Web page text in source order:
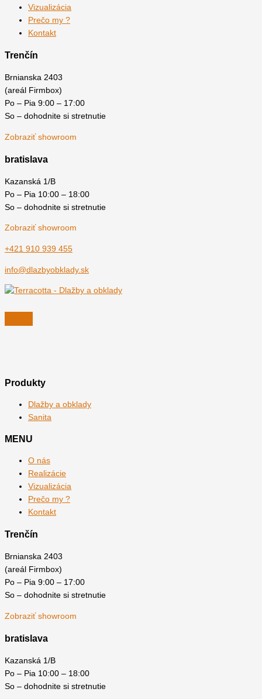
Vizualizácia
Prečo my ?
Kontakt
Trenčín
Brnianska 2403
(areál Firmbox)
Po – Pia 9:00 – 17:00
So – dohodnite si stretnutie
Zobraziť showroom
bratislava
Kazanská 1/B
Po – Pia 10:00 – 18:00
So – dohodnite si stretnutie
Zobraziť showroom
+421 910 939 455
info@dlazbyobklady.sk
Produkty
Dlažby a obklady
Sanita
MENU
O nás
Realizácie
Vizualizácia
Prečo my ?
Kontakt
Trenčín
Brnianska 2403
(areál Firmbox)
Po – Pia 9:00 – 17:00
So – dohodnite si stretnutie
Zobraziť showroom
bratislava
Kazanská 1/B
Po – Pia 10:00 – 18:00
So – dohodnite si stretnutie